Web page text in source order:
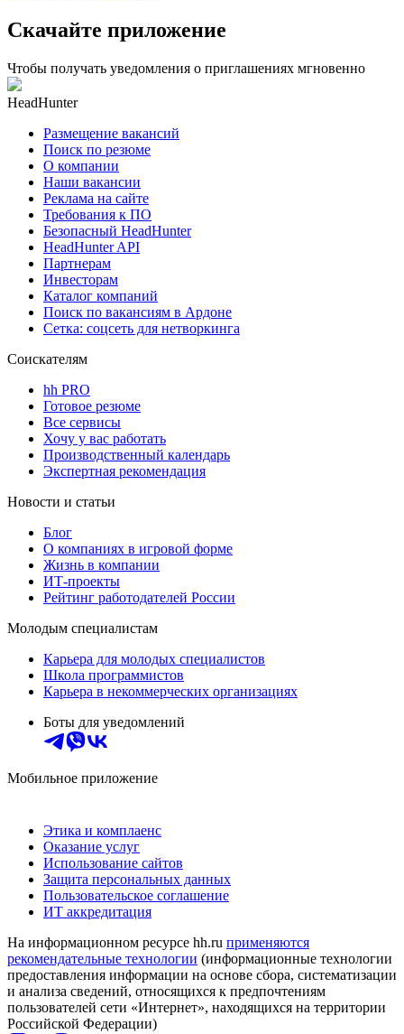
Скачайте приложение
Чтобы получать уведомления о приглашениях мгновенно
HeadHunter
Размещение вакансий
Поиск по резюме
О компании
Наши вакансии
Реклама на сайте
Требования к ПО
Безопасный HeadHunter
HeadHunter API
Партнерам
Инвесторам
Каталог компаний
Поиск по вакансиям в Ардоне
Сетка: соцсеть для нетворкинга
Соискателям
hh PRO
Готовое резюме
Все сервисы
Хочу у вас работать
Производственный календарь
Экспертная рекомендация
Новости и статьи
Блог
О компаниях в игровой форме
Жизнь в компании
ИТ-проекты
Рейтинг работодателей России
Молодым специалистам
Карьера для молодых специалистов
Школа программистов
Карьера в некоммерческих организациях
Боты для уведомлений
Мобильное приложение
Этика и комплаенс
Оказание услуг
Использование сайтов
Защита персональных данных
Пользовательское соглашение
ИТ аккредитация
На информационном ресурсе hh.ru применяются
рекомендательные технологии (информационные технологии
предоставления информации на основе сбора, систематизации
и анализа сведений, относящихся к предпочтениям
пользователей сети «Интернет», находящихся на территории
Российской Федерации)